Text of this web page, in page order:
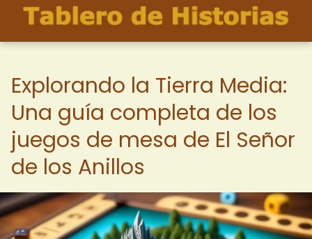
Explorando la Tierra Media:
Una guía completa de los
juegos de mesa de El Señor
de los Anillos